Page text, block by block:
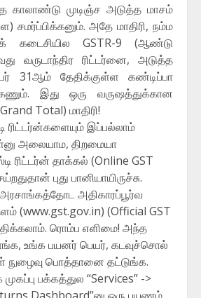
காலாண்டு முடிஞ்ச அடுத்த மாசம்
சமர்ப்பிக்கனும். அதே மாதிரி, நம்ம
கடைசியில GSTR-9 (ஆண்டு
வருடாந்திர ரிட்டர்னை, அடுத்த
31ஆம் தேதிக்குள்ள கண்டிப்பா
இது ஒரு வருஷத்துக்கான
Total) மாதிரி!
ரிட்டர்ன்களையும் இப்பல்லாம்
அலையாம, திறமையா
ரிட்டர்ன் தாக்கல் (Online GST
புது பானியாயிருச்சு.
அதிகாரப்பூர்வ
(www.gst.gov.in) (Official GST
ரொம்ப எளிமை! அந்த
உங்க பயனர் பெயர், கடவுச்சொல்
நுழைவு பொத்தானை தட்டுங்க.
பக்கத்துல “Services” ->